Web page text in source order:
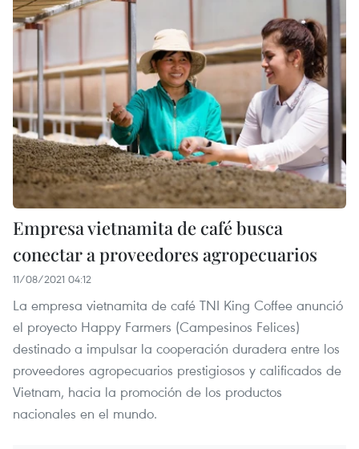
Empresa vietnamita de café busca
conectar a proveedores agropecuarios
11/08/2021 04:12
La empresa vietnamita de café TNI King Coffee anunció
el proyecto Happy Farmers (Campesinos Felices)
destinado a impulsar la cooperación duradera entre los
proveedores agropecuarios prestigiosos y calificados de
Vietnam, hacia la promoción de los productos
nacionales en el mundo.